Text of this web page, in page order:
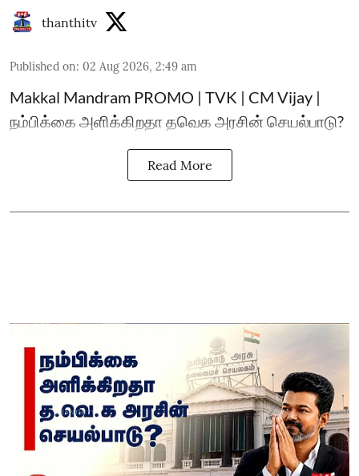
thanthitv
Published on: 02 Aug 2026, 2:49 am
Makkal Mandram PROMO | TVK | CM Vijay |
நம்பிக்கை அளிக்கிறதா தவெக அரசின் செயல்பாடு?
Read More